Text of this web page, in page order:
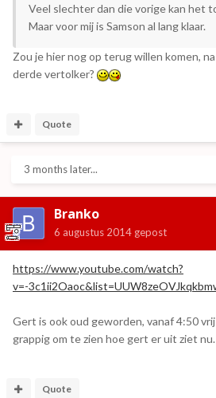
Veel slechter dan die vorige kan het
Maar voor mij is Samson al lang klaar.
Zou je hier nog op terug willen komen,
derde vertolker?
Quote
3 months later...
Branko
6 augustus 2014 gepost
https://www.youtube.com/watch?
v=-
Gert is ook oud geworden, vanaf 4:50
grappig om te zien hoe gert er uit ziet nu.
Quote